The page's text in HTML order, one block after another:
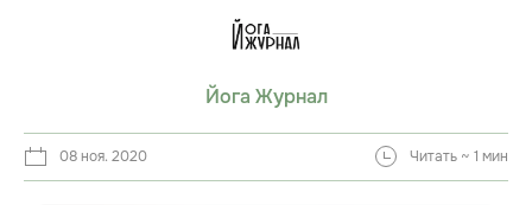
Йога Журнал
08 ноя. 2020 Читать ~ 1 мин